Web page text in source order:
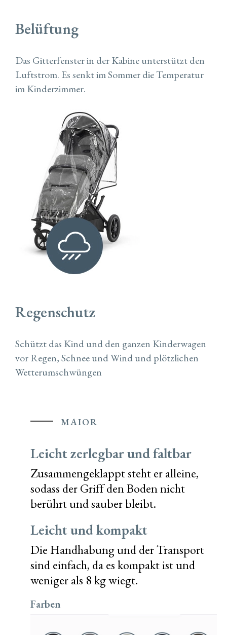
Belüftung
Das Gitterfenster in der Kabine unterstützt den
Luftstrom. Es senkt im Sommer die Temperatur
im Kinderzimmer.
Regenschutz
Schützt das Kind und den ganzen Kinderwagen
vor Regen, Schnee und Wind und plötzlichen
Wetterumschwüngen
MAIOR
Leicht zerlegbar und faltbar
Zusammengeklappt steht er alleine,
sodass der Griff den Boden nicht
berührt und sauber bleibt.
Leicht und kompakt
Die Handhabung und der Transport
sind einfach, da es kompakt ist und
weniger als 8 kg wiegt.
Farben